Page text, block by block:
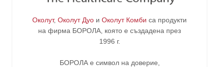
Околут, Околут Дуо и Околут Комби са продукти
на фирма БОРОЛА , която е създадена през
1996 г.
БОРОЛА е символ на доверие,